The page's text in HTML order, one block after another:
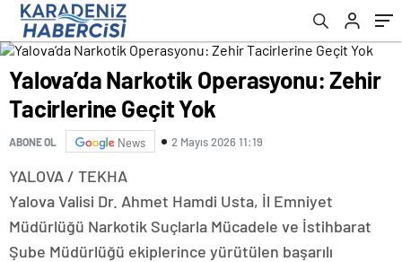
Yalova’da Narkotik Operasyonu: Zehir
Tacirlerine Geçit Yok
ABONE OL News 2 Mayıs 2026 11:19
YALOVA / TEKHA
Yalova Valisi Dr. Ahmet Hamdi Usta, İl Emniyet
Müdürlüğü Narkotik Suçlarla Mücadele ve İstihbarat
Şube Müdürlüğü ekiplerince yürütülen başarılı